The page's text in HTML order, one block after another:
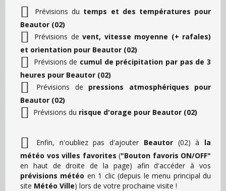
Prévisions du temps et des températures pour
Beautor (02)
Prévisions devent, vitesse moyenne (+ rafales)
et orientation pour Beautor (02)
Prévisions de cumul de précipitation par pas de 3
heures pour Beautor (02)
Prévisions de pressions atmosphériques pour
Beautor (02)
Prévisions du risque d'orage pour Beautor (02)
Enfin, n'oubliez pas d'ajouter Beautor(02) à la
météo vos villes favorites ("Bouton favoris ON/OFF"
en haut de droite de la page) afin d'accéder à vos
prévisions météo en 1 clic (depuis le menu principal du
site Météo Ville) lors de votre prochaine visite !